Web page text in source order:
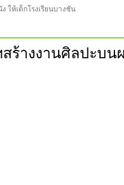
ให้เด็กโรงเรียนบางชัน
างงานศิลปะบน